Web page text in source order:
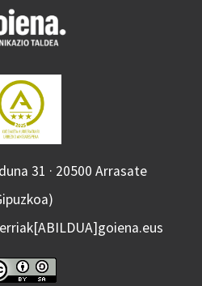
31 · 20500 Arrasate